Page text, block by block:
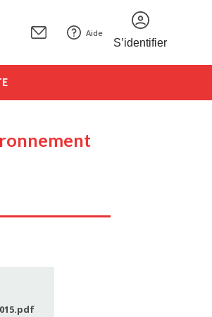
Aide
S’identifier